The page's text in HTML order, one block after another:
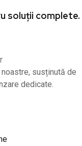
soluții complete.
susținută de
dedicate.